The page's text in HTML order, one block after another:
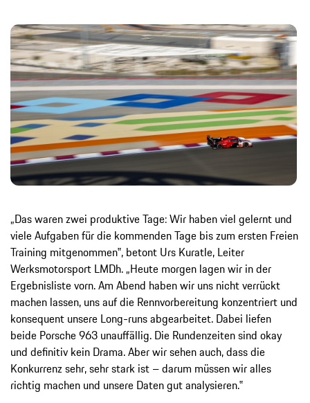
„Das waren zwei produktive Tage: Wir haben viel gelernt und
viele Aufgaben für die kommenden Tage bis zum ersten Freien
Training mitgenommen‟, betont Urs Kuratle, Leiter
Werksmotorsport LMDh. „Heute morgen lagen wir in der
Ergebnisliste vorn. Am Abend haben wir uns nicht verrückt
machen lassen, uns auf die Rennvorbereitung konzentriert und
konsequent unsere Long-runs abgearbeitet. Dabei liefen
beide Porsche 963 unauffällig. Die Rundenzeiten sind okay
und definitiv kein Drama. Aber wir sehen auch, dass die
Konkurrenz sehr, sehr stark ist – darum müssen wir alles
richtig machen und unsere Daten gut analysieren.‟